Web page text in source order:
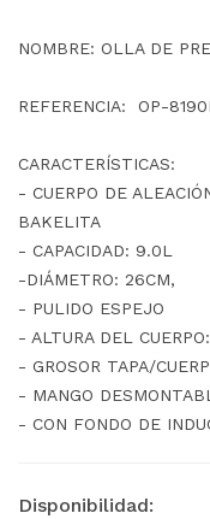
NOMBRE: OLLA DE
REFERENCIA: OP-
CARACTERÍSTICAS:
- CUERPO DE
BAKELITA
- CAPACIDAD: 9.0L
-DIÁMETRO: 26CM,
- PULIDO ESPEJO
- ALTURA DEL
- GROSOR TAPA/
- MANGO
- CON FONDO DE
Disponibilidad: